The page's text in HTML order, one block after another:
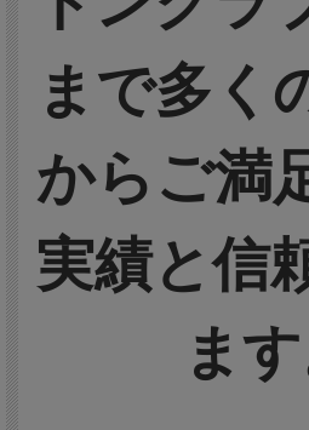
まで多く
からご満
実績と信
ます